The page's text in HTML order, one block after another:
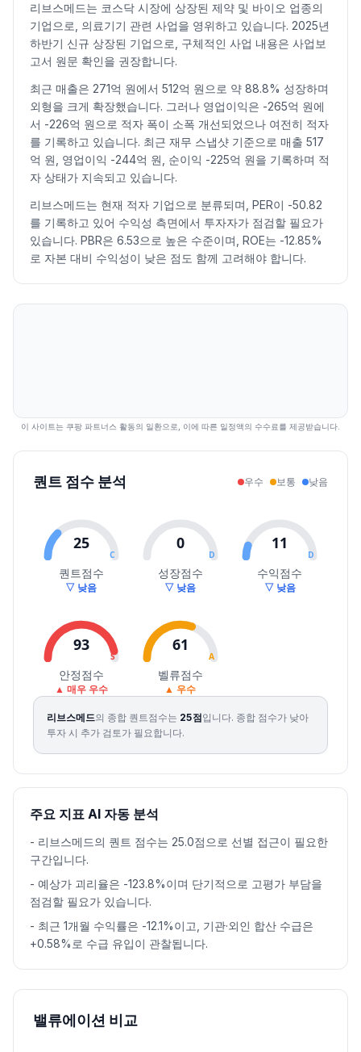
2026.07.10
3660044500360504225014.97279628
2026.07.13
42550450503995040350-4.50193402
2026.07.14
39850402503540036300
2026.07.16
38700392503690037850-3.81 139932
2026.07.20
36700377003520035850-5.28103384
2026.07.21
34950365503455035700-0.42 122896
2026.07.22
369003945035550363001.68 108556
2026.07.23
37750387503590038400
2026.07.24
37900394003690037000-3.6592274
2026.07.27
380003845036550376501.76 85795
2026.07.28
37200372503430034500-8.37150419
2026.07.29
34550364503070032150-6.81 237434
2026.07.30
31200331002990030100-6.38210154
2026.07.31
3210038250314003745024.42235551
리브스메드는 코스닥 시장에 상장된 제약 및 바이오 업종의
기업으로, 의료기기 관련 사업을 영위하고 있습니다. 2025년
하반기 신규 상장된 기업으로, 구체적인 사업 내용은 사업보
고서 원문 확인을 권장합니다.
최근 매출은 271억 원에서 512억 원으로 약 88.8% 성장하며
외형을 크게 확장했습니다. 그러나 영업이익은 -265억 원에
서 -226억 원으로 적자 폭이 소폭 개선되었으나 여전히 적자
를 기록하고 있습니다. 최근 재무 스냅샷 기준으로 매출 517
억 원, 영업이익 -244억 원, 순이익 -225억 원을 기록하며 적
자 상태가 지속되고 있습니다.
리브스메드는 현재 적자 기업으로 분류되며, PER이 -50.82
를 기록하고 있어 수익성 측면에서 투자자가 점검할 필요가
있습니다. PBR은 6.53으로 높은 수준이며, ROE는 -12.85%
로 자본 대비 수익성이 낮은 점도 함께 고려해야 합니다.
이 사이트는 쿠팡 파트너스 활동의 일환으로, 이에 따른 일정액의 수수료를 제공받습니다.
퀀트 점수 분석 우수 보통 낮음
25
C
퀀트점수
▽ 낮음
0
D
성장점수
▽ 낮음
11
D
수익점수
▽ 낮음
93
S
안정점수
▲ 매우 우수
61
A
벨류점수
▲ 우수
리브스메드의 종합 퀀트점수는 25점입니다. 종합 점수가 낮아
투자 시 추가 검토가 필요합니다.
주요 지표 AI 자동 분석
- 리브스메드의 퀀트 점수는 25.0점으로 선별 접근이 필요한
구간입니다.
- 예상가 괴리율은 -123.8%이며 단기적으로 고평가 부담을
점검할 필요가 있습니다.
- 최근 1개월 수익률은 -12.1%이고, 기관·외인 합산 수급은
+0.58%로 수급 유입이 관찰됩니다.
밸류에이션 비교